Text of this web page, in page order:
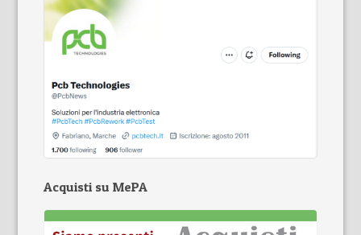
Acquisti su MePA